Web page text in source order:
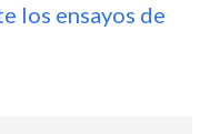
los ensayos de